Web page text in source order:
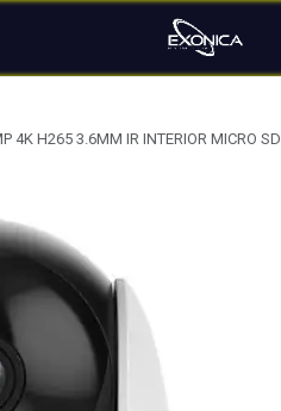
4K H265 3.6MM IR INTERIOR MICRO SD